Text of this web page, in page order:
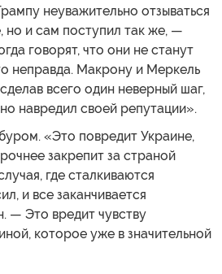
неуважительно отзываться
и сам поступил так же, —
говорят, что они не станут
неправда. Макрону и Меркель
всего один неверный шаг,
навредил своей репутации».
«Это повредит Украине,
закрепит за страной
где сталкиваются
и все заканчивается
— Это вредит чувству
которое уже в значительной